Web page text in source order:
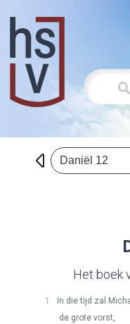
Daniël 12
Het boek
1
In die tijd zal
de grote vorst,